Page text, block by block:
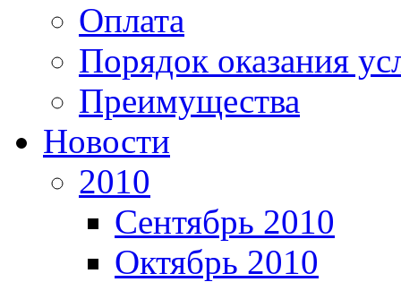
Оплата
Порядок оказания
Преимущества
Новости
2010
Сентябрь 2010
Октябрь 2010